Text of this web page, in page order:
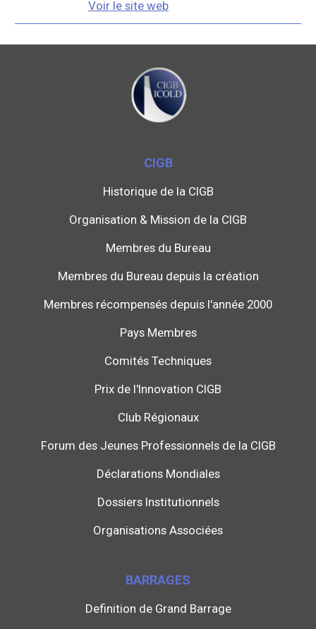
Voir le site web
CIGB
Historique de la CIGB
Organisation & Mission de la CIGB
Membres du Bureau
Membres du Bureau depuis la création
Membres récompensés depuis l'année 2000
Pays Membres
Comités Techniques
Prix de l'Innovation CIGB
Club Régionaux
Forum des Jeunes Professionnels de la CIGB
Déclarations Mondiales
Dossiers Institutionnels
Organisations Associées
BARRAGES
Definition de Grand Barrage